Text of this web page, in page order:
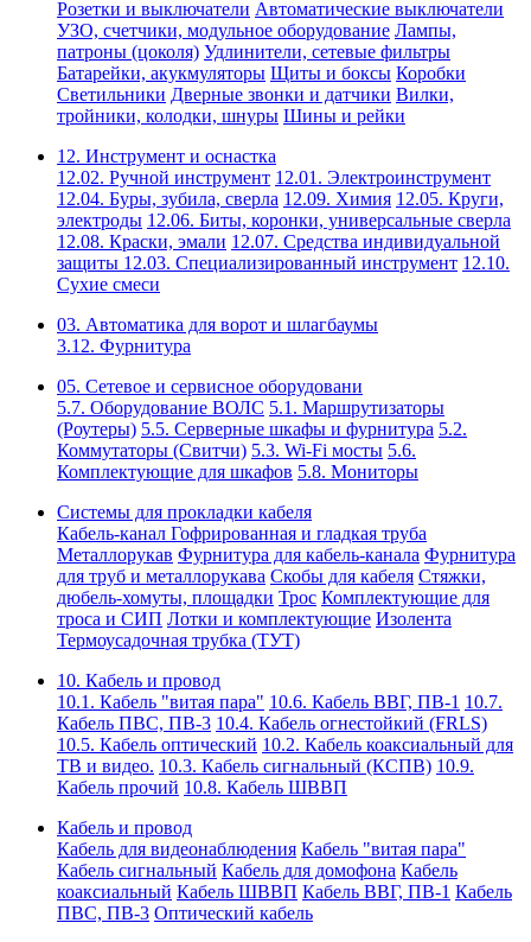
Розетки и выключатели Автоматические выключатели
УЗО, счетчики, модульное оборудование Лампы,
патроны (цоколя) Удлинители, сетевые фильтры
Батарейки, акукмуляторы Щиты и боксы Коробки
Светильники Дверные звонки и датчики Вилки,
тройники, колодки, шнуры Шины и рейки
12. Инструмент и оснастка
12.02. Ручной инструмент 12.01. Электроинструмент
12.04. Буры, зубила, сверла 12.09. Химия 12.05. Круги,
электроды 12.06. Биты, коронки, универсальные сверла
12.08. Краски, эмали 12.07. Средства индивидуальной
защиты 12.03. Специализированный инструмент 12.10.
Сухие смеси
03. Автоматика для ворот и шлагбаумы
3.12. Фурнитура
05. Сетевое и сервисное оборудовани
5.7. Оборудование ВОЛС 5.1. Маршрутизаторы
(Роутеры) 5.5. Серверные шкафы и фурнитура 5.2.
Коммутаторы (Свитчи) 5.3. Wi-Fi мосты 5.6.
Комплектующие для шкафов 5.8. Мониторы
Системы для прокладки кабеля
Кабель-канал Гофрированная и гладкая труба
Металлорукав Фурнитура для кабель-канала Фурнитура
для труб и металлорукава Скобы для кабеля Стяжки,
дюбель-хомуты, площадки Трос Комплектующие для
троса и СИП Лотки и комплектующие Изолента
Термоусадочная трубка (ТУТ)
10. Кабель и провод
10.1. Кабель "витая пара" 10.6. Кабель ВВГ, ПВ-1 10.7.
Кабель ПВС, ПВ-3 10.4. Кабель огнестойкий (FRLS)
10.5. Кабель оптический 10.2. Кабель коаксиальный для
ТВ и видео. 10.3. Кабель сигнальный (КСПВ) 10.9.
Кабель прочий 10.8. Кабель ШВВП
Кабель и провод
Кабель для видеонаблюдения Кабель "витая пара"
Кабель сигнальный Кабель для домофона Кабель
коаксиальный Кабель ШВВП Кабель ВВГ, ПВ-1 Кабель
ПВС, ПВ-3 Оптический кабель